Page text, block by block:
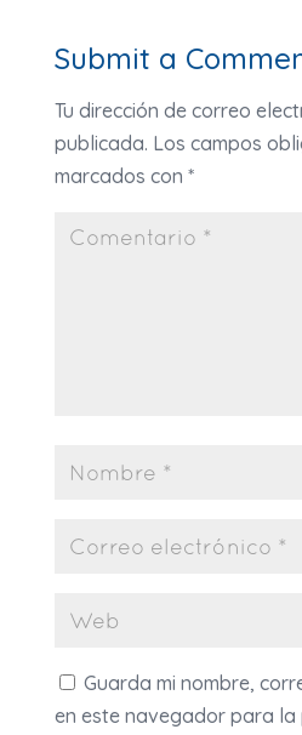
Submit a
Tu dirección de correo
publicada. Los campos
marcados con *
Guarda mi nombre,
en este navegador para la